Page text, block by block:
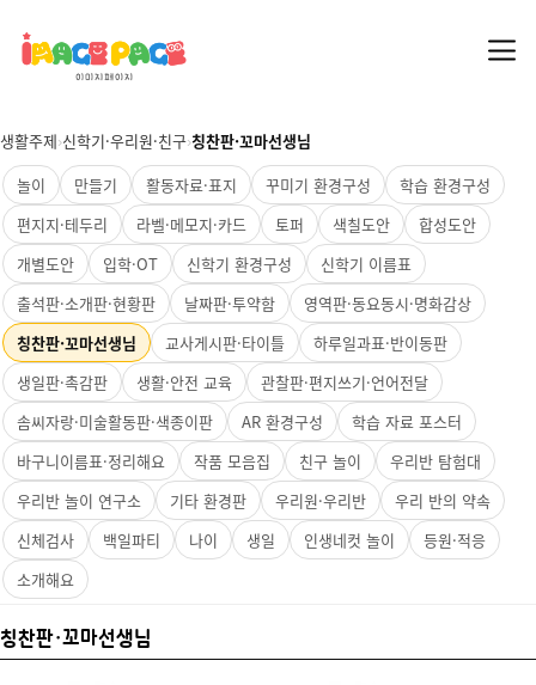
생활주제›신학기·우리원·친구›칭찬판·꼬마선생님
놀이
만들기 활동자료·표지 꾸미기 환경구성
학습 환경구성
편지지·테두리
라벨·메모지·카드 토퍼 색칠도안
합성도안
개별도안
입학·OT 신학기 환경구성
신학기 이름표
출석판·소개판·현황판
날짜판·투약함
영역판·동요동시·명화감상
칭찬판·꼬마선생님
교사게시판·타이틀
하루일과표·반이동판
생일판·촉감판
생활·안전 교육
관찰판·편지쓰기·언어전달
솜씨자랑·미술활동판·색종이판
AR 환경구성
학습 자료 포스터
바구니이름표·정리해요
작품 모음집 친구 놀이
우리반 탐험대
우리반 놀이 연구소
기타 환경판 우리원·우리반
우리 반의 약속
신체검사
백일파티 나이 생일 인생네컷 놀이
등원·적응
소개해요
칭찬판·꼬마선생님